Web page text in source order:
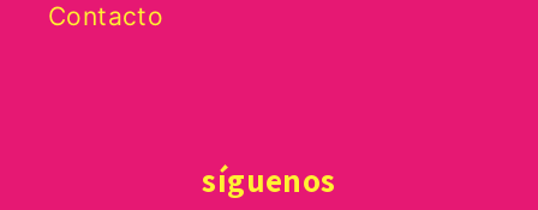
Contacto
síguenos